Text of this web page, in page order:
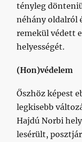
tényleg
néhány oldalról
remekül védett
helyességét.
(Hon)védelem
Őszhöz képest
legkisebb
Hajdú Norbi
lesérült,